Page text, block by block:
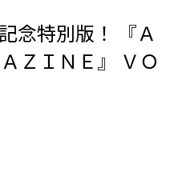
念特別版！ 『Ａ
ＺＩＮＥ』 ＶＯ